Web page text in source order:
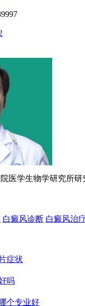
医学生物学研究所
白癜风诊断 白癜风治
症状
吗
个专业好